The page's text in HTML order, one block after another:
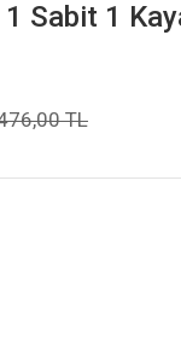
Sabit 1
TL